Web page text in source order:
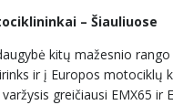
– Šiauliuose
kitų mažesnio
ir į Europos motociklų
greičiausi EMX65 ir